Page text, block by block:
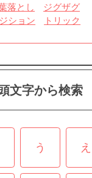
落とし
ジグザグ
ション
トリック
文字から検索
う え